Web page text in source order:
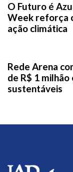
O Futuro é
Week reforça
ação climática
Rede Arena
de R$ 1
sustentáveis